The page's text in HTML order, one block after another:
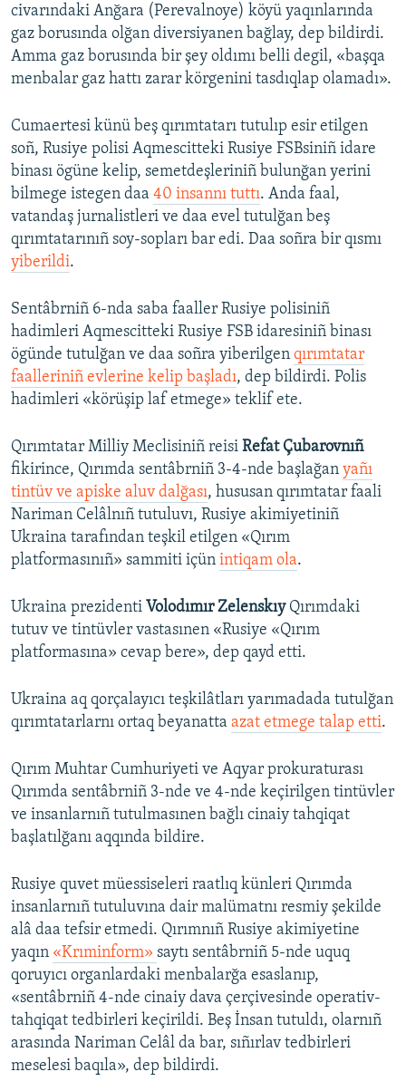
civarındaki Anğara (Perevalnoye) köyü yaqınlarında
gaz borusında olğan diversiyanen bağlay, dep bildirdi.
Amma gaz borusında bir şey oldımı belli degil, «başqa
menbalar gaz hattı zarar körgenini tasdıqlap olamadı».
Cumaertesi künü beş qırımtatarı tutulıp esir etilgen
soñ, Rusiye polisi Aqmescitteki Rusiye FSBsiniñ idare
binası ögüne kelip, semetdeşleriniñ bulunğan yerini
bilmege istegen daa 40 insannı tuttı. Anda faal,
vatandaş jurnalistleri ve daa evel tutulğan beş
qırımtatarınıñ soy-sopları bar edi. Daa soñra bir qısmı
yiberildi.
Sentâbrniñ 6-nda saba faaller Rusiye polisiniñ
hadimleri Aqmescitteki Rusiye FSB idaresiniñ binası
ögünde tutulğan ve daa soñra yiberilgen qırımtatar
faalleriniñ evlerine kelip başladı, dep bildirdi. Polis
hadimleri «körüşip laf etmege» teklif ete.
Qırımtatar Milliy Meclisiniñ reisi Refat Çubarovnıñ
fikirince, Qırımda sentâbrniñ 3-4-nde başlağan yañı
tintüv ve apiske aluv dalğası, hususan qırımtatar faali
Nariman Celâlnıñ tutuluvı, Rusiye akimiyetiniñ
Ukraina tarafından teşkil etilgen «Qırım
platformasınıñ» sammiti içün intiqam ola.
Ukraina prezidenti Volodımır ZelenskıyQırımdaki
tutuv ve tintüvler vastasınen «Rusiye «Qırım
platformasına» cevap bere», dep qayd etti.
Ukraina aq qorçalayıcı teşkilâtları yarımadada tutulğan
qırımtatarlarnı ortaq beyanatta azat etmege talap etti.
Qırım Muhtar Cumhuriyeti ve Aqyar prokuraturası
Qırımda sentâbrniñ 3-nde ve 4-nde keçirilgen tintüvler
ve insanlarnıñ tutulmasınen bağlı cinaiy tahqiqat
başlatılğanı aqqında bildire.
Rusiye quvet müessiseleri raatlıq künleri Qırımda
insanlarnıñ tutuluvına dair malümatnı resmiy şekilde
alâ daa tefsir etmedi. Qırımnıñ Rusiye akimiyetine
yaqın «Krıminform» saytı sentâbrniñ 5-nde uquq
qoruyıcı organlardaki menbalarğa esaslanıp,
«sentâbrniñ 4-nde cinaiy dava çerçivesinde operativ-
tahqiqat tedbirleri keçirildi. Beş İnsan tutuldı, olarnıñ
arasında Nariman Celâl da bar, sıñırlav tedbirleri
meselesi baqıla», dep bildirdi.